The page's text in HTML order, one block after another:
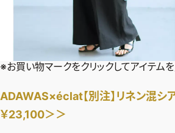
最新号試し読み
定期購読
※お買い物マークをクリックしてアイテム
ADAWAS×éclat【別注】リネン混シ
￥23,100＞＞